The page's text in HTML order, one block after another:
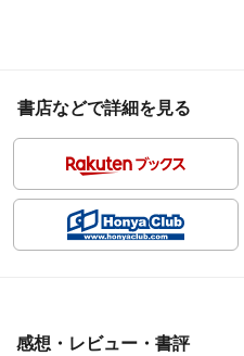
書店などで詳細を見る
感想・レビュー・書評